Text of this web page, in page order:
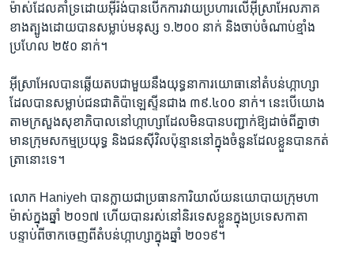
ម៉ាស់​ដែល​គាំទ្រ​ដោយ​អ៊ីរ៉ង់​បាន​បើក​ការ​វាយប្រហារ​លើ​អ៊ីស្រាអែល​ភាគ​
ខាងត្បូង​ដោយ​បាន​សម្លាប់​មនុស្ស ១.២០០ នាក់ និង​ចាប់​ចំណាប់​ខ្មាំង​
ប្រហែល​ ២៥០​ នាក់។
អ៊ីស្រាអែល​បាន​ឆ្លើយតប​ជាមួយ​នឹង​យុទ្ធនាការ​យោធា​នៅ​តំបន់​ហ្កាហ្សា
ដែល​បាន​សម្លាប់​ជនជាតិ​ប៉ាឡេស្ទីន​ជាង ​៣៩.៤០០ នាក់។ ​នេះ​បើ​យោង​
តាម​ក្រសួង​សុខាភិបាល​នៅ​ហ្កាហ្សា​ដែល​មិន​បាន​បញ្ជាក់​ឱ្យ​ដាច់​ពី​គ្នា​ថា​
មាន​ក្រុម​សកម្ម​ប្រយុទ្ធ ​និង​ជនស៊ីវិល​ប៉ុន្មាន​នៅ​ក្នុង​ចំនួន​ដែល​ខ្លួន​បាន​កត់
ត្រា​នោះ​ទេ។
លោក​ Haniyeh ​បាន​ក្លាយ​ជា​ប្រធាន​ការិយាល័យ​នយោបាយក្រុម​ហា
ម៉ាស់​ក្នុង​ឆ្នាំ​ ២០១៧ ហើយ​បាន​រស់នៅ​និរទេស​ខ្លួន​ក្នុង​ប្រទេស​កាតា ​
បន្ទាប់​ពី​ចាក​ចេញ​ពី​តំបន់​ហ្កាហ្សា​ក្នុង​ឆ្នាំ​ ២០១៩។